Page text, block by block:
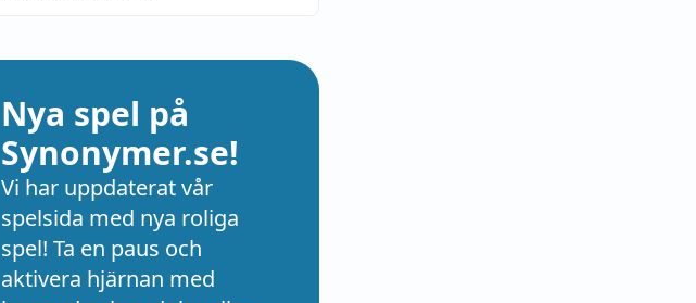
Nya spel på
Synonymer.se!
Vi har uppdaterat vår
spelsida med nya roliga
spel! Ta en paus och
aktivera hjärnan med